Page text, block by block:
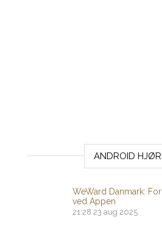
ANDROID
WeWard Danmark:
ved Appen
21:28 23 aug 2025